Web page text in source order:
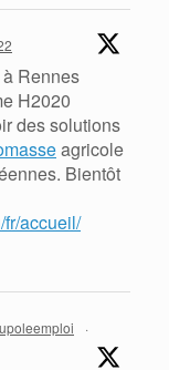
Rennes
H2020
des solutions
agricole
Bientôt
fr/accueil/
·